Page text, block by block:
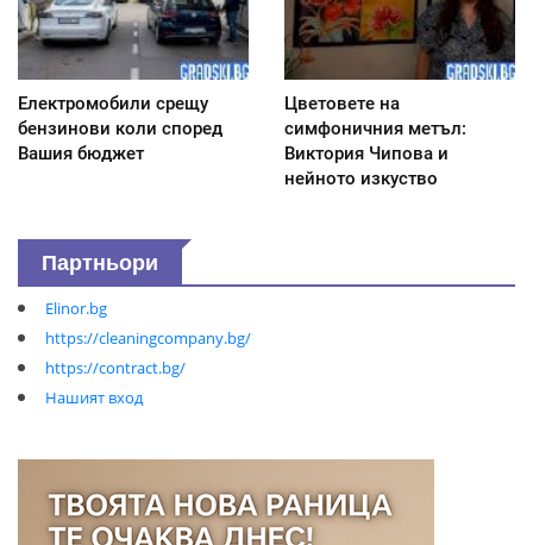
Електромобили срещу
бензинови коли според
Вашия бюджет
Цветовете на
симфоничния метъл:
Виктория Чипова и
нейното изкуство
Партньори
Elinor.bg
https://cleaningcompany.bg/
https://contract.bg/
Нашият вход